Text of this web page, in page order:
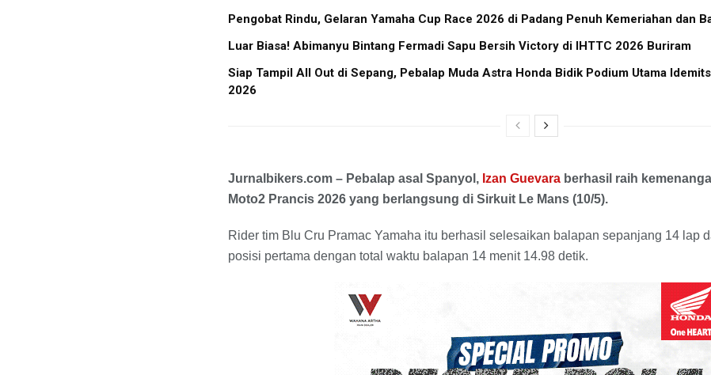
Pengobat Rindu, Gelaran Yamaha Cup Race 2026 di Padang Penuh Kemeriahan dan
Luar Biasa! Abimanyu Bintang Fermadi Sapu Bersih Victory di IHTTC 2026 Buriram
Siap Tampil All Out di Sepang, Pebalap Muda Astra Honda Bidik Podium Utama
2026
Jurnalbikers.com – Pebalap asal Spanyol, Izan Guevara berhasil raih
Moto2 Prancis 2026 yang berlangsung di Sirkuit Le Mans (10/5).
Rider tim Blu Cru Pramac Yamaha itu berhasil selesaikan balapan sepanjang 14 lap
posisi pertama dengan total waktu balapan 14 menit 14.98 detik.